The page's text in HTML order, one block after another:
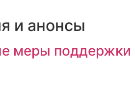
и анонсы
меры поддержки